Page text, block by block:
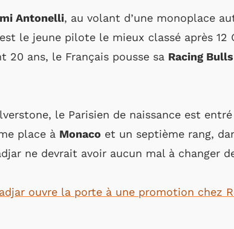
Antonelli, au volant d’une monoplace
est le jeune pilote le mieux classé après 12
20 ans, le Français pousse sa Racing Bulls
le Parisien de naissance est
place à Monaco et un septième rang,
ne devrait avoir aucun mal à changer
ouvre la porte à une promotion chez